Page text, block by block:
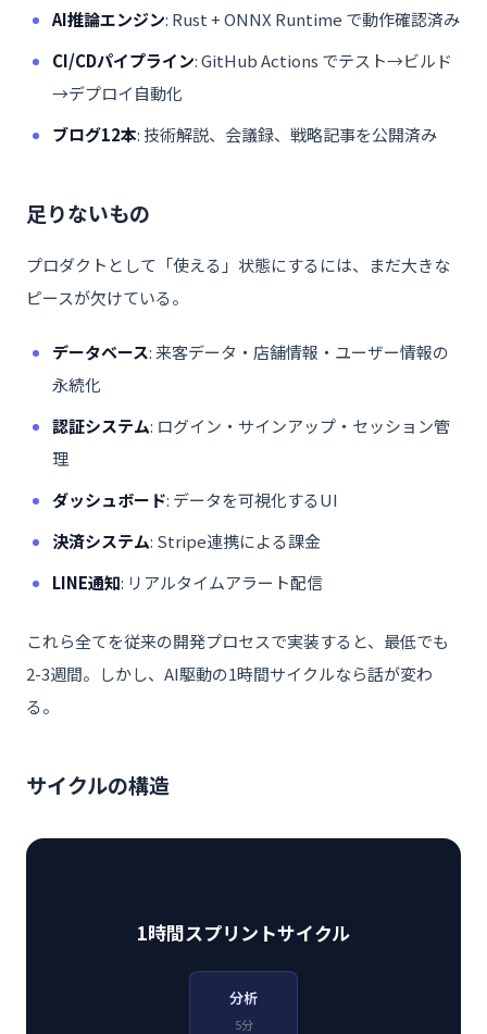
AI推論エンジン: Rust + ONNX Runtime で動作確認済み
CI/CDパイプライン: GitHub Actions でテスト→ビルド
→デプロイ自動化
ブログ12本: 技術解説、会議録、戦略記事を公開済み
足りないもの
プロダクトとして「使える」状態にするには、まだ大きな
ピースが欠けている。
データベース: 来客データ・店舗情報・ユーザー情報の
永続化
認証システム: ログイン・サインアップ・セッション管
理
ダッシュボード: データを可視化するUI
決済システム: Stripe連携による課金
LINE通知: リアルタイムアラート配信
これら全てを従来の開発プロセスで実装すると、最低でも
2-3週間。しかし、AI駆動の1時間サイクルなら話が変わ
る。
サイクルの構造
1時間スプリントサイクル
分析
5分